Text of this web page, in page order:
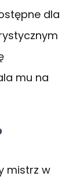
dla
mu na
mistrz w